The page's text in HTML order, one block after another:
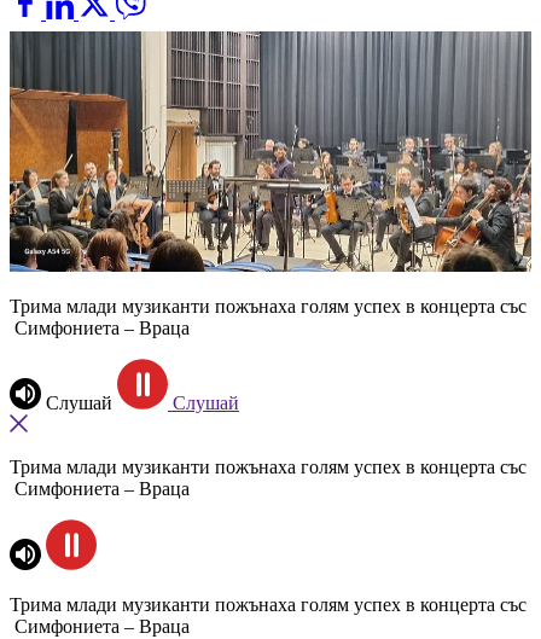
Трима млади музиканти пожънаха голям успех в концерта със
Симфониета – Враца
Слушай Слушай
Трима млади музиканти пожънаха голям успех в концерта със
Симфониета – Враца
Трима млади музиканти пожънаха голям успех в концерта със
Симфониета – Враца